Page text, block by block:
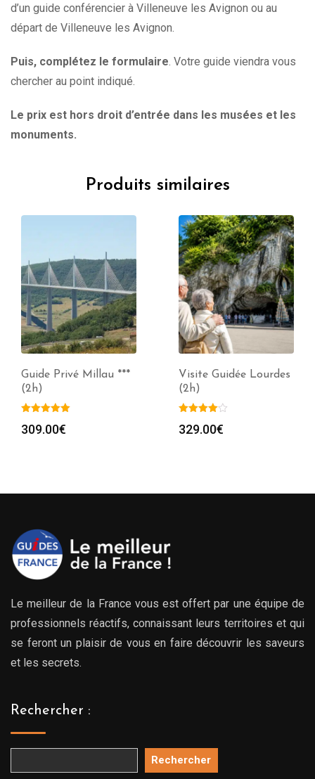
d’un guide conférencier à Villeneuve les Avignon ou au
départ de Villeneuve les Avignon.
Puis, complétez le formulaire. Votre guide viendra vous
chercher au point indiqué.
Le prix est hors droit d’entrée dans les musées et les
monuments.
Produits similaires
Guide Privé Millau ***
(2h)
309.00€
Visite Guidée Lourdes
(2h)
329.00€
Le meilleur de la France vous est offert par une équipe de
professionnels réactifs, connaissant leurs territoires et qui
se feront un plaisir de vous en faire découvrir les saveurs
et les secrets.
Rechercher :
Rechercher